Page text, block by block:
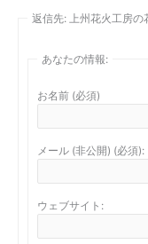
返信先: 上州花火工房
あなたの情報:
お名前 (必須)
メール (非公開) (必須):
ウェブサイト: